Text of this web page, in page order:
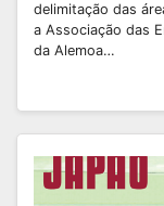
delimitação das
a Associação das
da Alemoa…